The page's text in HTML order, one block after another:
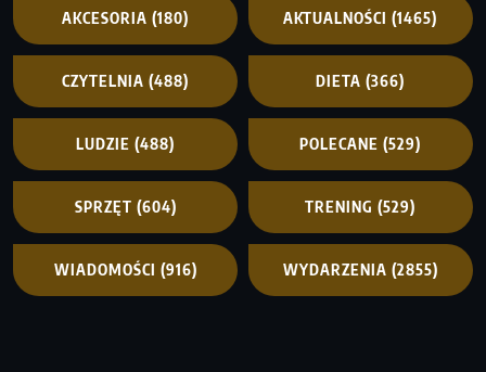
AKCESORIA (180) AKTUALNOŚCI (1465)
CZYTELNIA (488) DIETA (366)
LUDZIE (488) POLECANE (529)
SPRZĘT (604) TRENING (529)
WIADOMOŚCI (916) WYDARZENIA (2855)